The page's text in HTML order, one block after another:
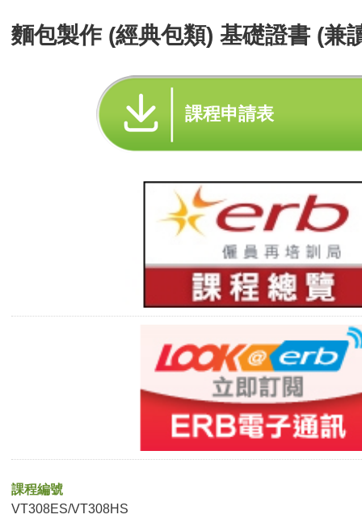
麵包製作 (經典包類) 基礎證書 (兼
課程申請表
課程編號
VT308ES/VT308HS